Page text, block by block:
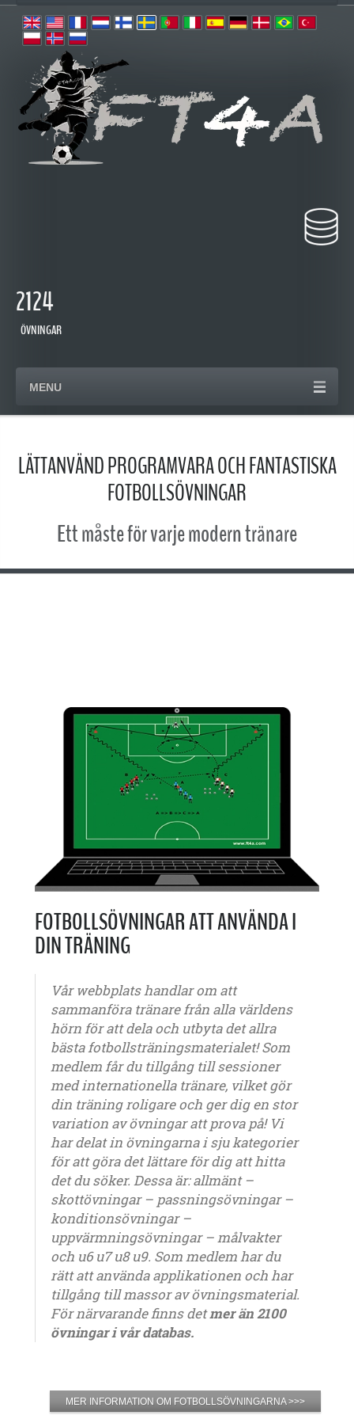
2124
ÖVNINGAR
MENU
LÄTTANVÄND PROGRAMVARA OCH FANTASTISKA
FOTBOLLSÖVNINGAR
Ett måste för varje modern tränare
FOTBOLLSÖVNINGAR ATT ANVÄNDA I
DIN TRÄNING
Vår webbplats handlar om att
sammanföra tränare från alla världens
hörn för att dela och utbyta det allra
bästa fotbollsträningsmaterialet! Som
medlem får du tillgång till sessioner
med internationella tränare, vilket gör
din träning roligare och ger dig en stor
variation av övningar att prova på! Vi
har delat in övningarna i sju kategorier
för att göra det lättare för dig att hitta
det du söker. Dessa är: allmänt –
skottövningar – passningsövningar –
konditionsövningar –
uppvärmningsövningar – målvakter
och u6 u7 u8 u9. Som medlem har du
rätt att använda applikationen och har
tillgång till massor av övningsmaterial.
För närvarande finns detmer än 2100
övningar i vår databas.
MER INFORMATION OM FOTBOLLSÖVNINGARNA >>>